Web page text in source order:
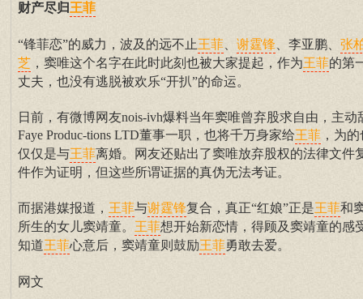
财产尽归王菲
“锋菲恋”的威力，波及的远不止王菲 谢霆锋 、李亚鹏、 张
芝 ，窦唯这个名字在此时此刻也被大家提起，作为王菲的第
丈夫，也没有逃脱被欢乐“开扒”的命运。
日前，有微博网友nois-ivh爆料当年窦唯曾弃股求自由，主动
Faye Produc-tions LTD董事一职，也将千万身家给王菲 ，为
仅仅是与王菲离婚。网友还贴出了窦唯放弃股权的法律文件
件作为证明，但这些所谓证据的真伪无法考证。
而据港媒报道， 王菲与谢霆锋复合，真正“红娘”正是王菲和
所生的女儿窦靖童。 王菲想开始新恋情，得顾及窦靖童的感
知道王菲心意后，窦靖童则鼓励王菲勇敢去爱。
网文